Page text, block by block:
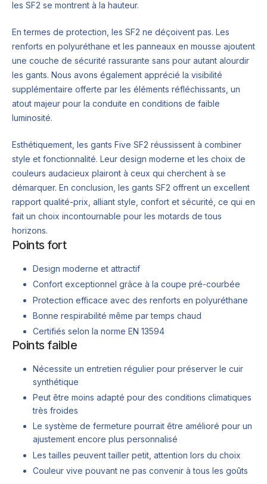
les SF2 se montrent à la hauteur.
En termes de protection, les SF2 ne déçoivent pas. Les
renforts en polyuréthane et les panneaux en mousse ajoutent
une couche de sécurité rassurante sans pour autant alourdir
les gants. Nous avons également apprécié la visibilité
supplémentaire offerte par les éléments réfléchissants, un
atout majeur pour la conduite en conditions de faible
luminosité.
Esthétiquement, les gants Five SF2 réussissent à combiner
style et fonctionnalité. Leur design moderne et les choix de
couleurs audacieux plairont à ceux qui cherchent à se
démarquer. En conclusion, les gants SF2 offrent un excellent
rapport qualité-prix, alliant style, confort et sécurité, ce qui en
fait un choix incontournable pour les motards de tous
horizons.
Points fort
Design moderne et attractif
Confort exceptionnel grâce à la coupe pré-courbée
Protection efficace avec des renforts en polyuréthane
Bonne respirabilité même par temps chaud
Certifiés selon la norme EN 13594
Points faible
Nécessite un entretien régulier pour préserver le cuir
synthétique
Peut être moins adapté pour des conditions climatiques
très froides
Le système de fermeture pourrait être amélioré pour un
ajustement encore plus personnalisé
Les tailles peuvent tailler petit, attention lors du choix
Couleur vive pouvant ne pas convenir à tous les goûts